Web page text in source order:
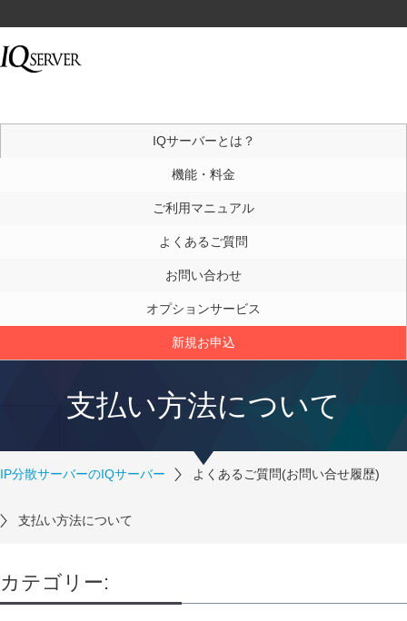
IQサーバーとは？
機能・料金
ご利用マニュアル
よくあるご質問
お問い合わせ
オプションサービス
新規お申込
支払い方法について
IP分散サーバーのIQサーバー よくあるご質問(お問い合せ履歴)
支払い方法について
カテゴリー: